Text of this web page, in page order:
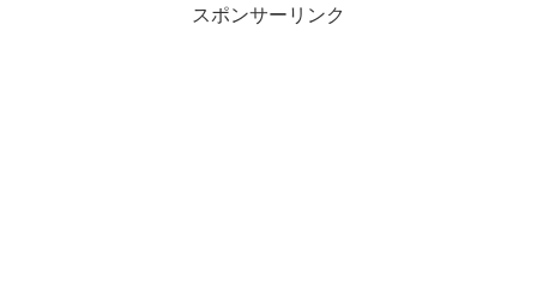
スポンサーリンク